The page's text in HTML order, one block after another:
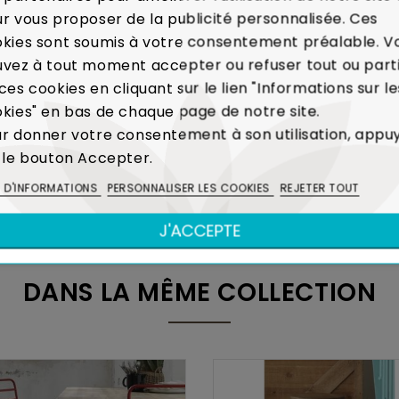
sur panneau de particules, finition vernis
: Voir les modalités de livraison
majeur sur un produit reçu ou de non-conformité
Charte de Qualité
DANS LA MÊME COLLECTION
vous proposer de la publicité personnalisée. Ces
sont soumis à votre consentement préalable.
à tout moment accepter ou refuser tout ou
cookies en cliquant sur le lien "Informations sur
en bas de chaque page de notre site.
donner votre consentement à son utilisation,
bouton Accepter.
D'INFORMATIONS PERSONNALISER LES COOKIES REJETER TOUT
J'ACCEPTE